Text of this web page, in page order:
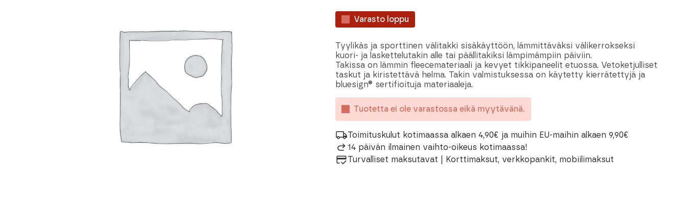
Varasto loppu
Tyylikäs ja sporttinen välitakki sisäkäyttöön, lämmittäväksi välikerrokseksi
kuori- ja laskettelutakin alle tai päällitakiksi lämpimämpiin päiviin.
Takissa on lämmin fleecemateriaali ja kevyet tikkipaneelit etuossa. Vetoketjulliset
taskut ja kiristettävä helma. Takin valmistuksessa on käytetty kierrätettyjä ja
bluesign® sertifioituja materiaaleja.
Tuotetta ei ole varastossa eikä myytävänä.
Toimituskulut kotimaassa alkaen 4,90€ ja muihin EU-maihin alkaen 9,90€
14 päivän ilmainen vaihto-oikeus kotimaassa!
Turvalliset maksutavat | Korttimaksut, verkkopankit, mobiilimaksut